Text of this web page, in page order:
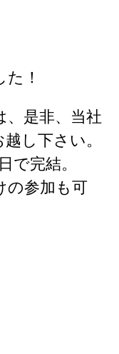
！
、是非、当社
し下さい。
で完結。
の参加も可